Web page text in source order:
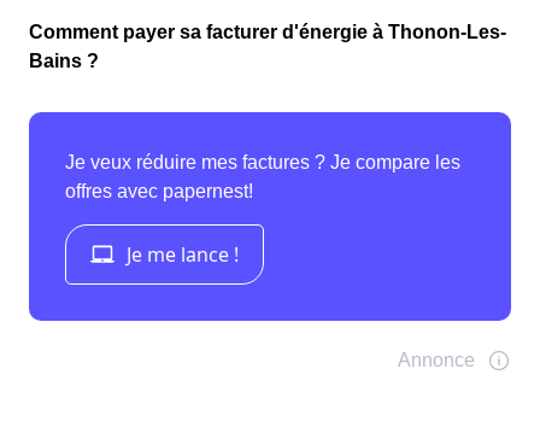
Comment payer sa facturer d'énergie à Thonon-Les-
Bains ?